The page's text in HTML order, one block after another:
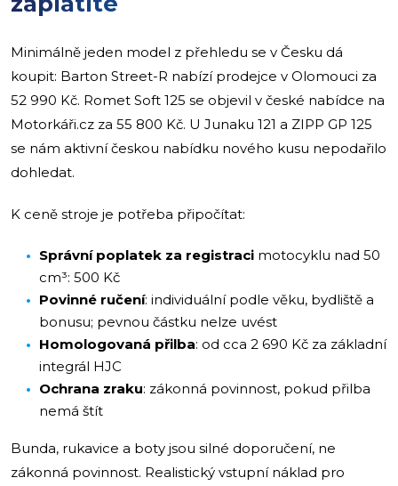
Minimálně jeden model z přehledu se v Česku dá
koupit: Barton Street-R nabízí prodejce v Olomouci za
52 990 Kč. Romet Soft 125 se objevil v české nabídce na
Motorkáři.cz za 55 800 Kč. U Junaku 121 a ZIPP GP 125
se nám aktivní českou nabídku nového kusu nepodařilo
dohledat.
K ceně stroje je potřeba připočítat:
Správní poplatek za registraci motocyklu nad 50
cm³: 500 Kč
Povinné ručení: individuální podle věku, bydliště a
bonusu; pevnou částku nelze uvést
Homologovaná přilba: od cca 2 690 Kč za základní
integrál HJC
Ochrana zraku: zákonná povinnost, pokud přilba
nemá štít
Bunda, rukavice a boty jsou silné doporučení, ne
zákonná povinnost. Realistický vstupní náklad pro